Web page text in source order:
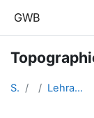
GWB
Startseite Kurse Lehramtsausbildung GW im Cluster Österreich Mitte